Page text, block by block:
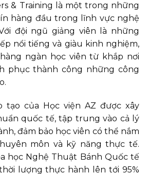
& Training là một trong những
hàng đầu trong lĩnh vực nghệ
đội ngũ giảng viên là những
nổi tiếng và giàu kinh nghiệm,
ngàn học viên từ khắp nơi
phục thành công những công
tạo của Học viện AZ được xây
quốc tế, tập trung vào cả lý
đảm bảo học viên có thể nắm
môn và kỹ năng thực tế.
học Nghệ Thuật Bánh Quốc tế
lượng thực hành lên tới 95%